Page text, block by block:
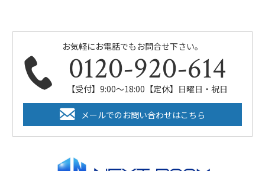
お気軽にお電話でもお問合せ下さい。
0120-920-614
【受付】9:00～18:00【定休】日曜日・祝日
メールでのお問い合わせはこちら